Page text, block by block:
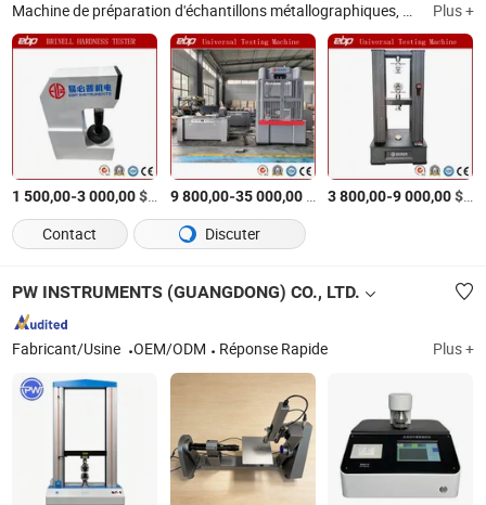
Machine de préparation d'échantillons métallographiques, détecteur de défauts ultrasonores, testeur de rugosité de surface, mètre d'épaisseur, microscope métallurgique, machine d'essai de dureté Brinell, équipement d'essai de dureté Vickers, duromètre Shore, équipement de test de dureté par rebond portable Leeb, testeur de dureté Rockwell Plus +
1 500,00-3 000,00$US /set
9 800,00-35 000,00$US /set
3 800,00-9 000,00$US
Contact
Discuter
PW INSTRUMENTS (GUANGDONG) CO., LTD.
Fabricant/Usine OEM/ODM Réponse Rapide Plus +